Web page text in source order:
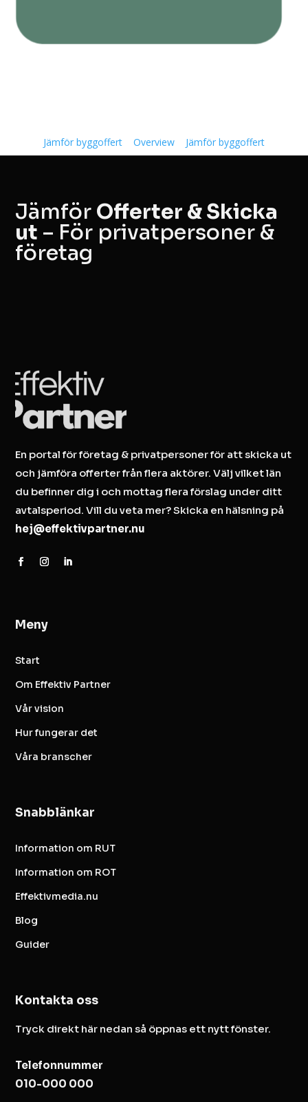
Jämför byggoffert Overview Jämför byggoffert
Jämför Offerter & Skicka
ut – För privatpersoner &
företag
En portal för företag & privatpersoner för att skicka ut
och jämföra offerter från flera aktörer. Välj vilket län
du befinner dig i och mottag flera förslag under ditt
avtalsperiod. Vill du veta mer? Skicka en hälsning på
hej@effektivpartner.nu
Meny
Start
Om Effektiv Partner
Vår vision
Hur fungerar det
Våra branscher
Snabblänkar
Information om RUT
Information om ROT
Effektivmedia.nu
Blog
Guider
Kontakta oss
Tryck direkt här nedan så öppnas ett nytt fönster.
Telefonnummer
010-000 000